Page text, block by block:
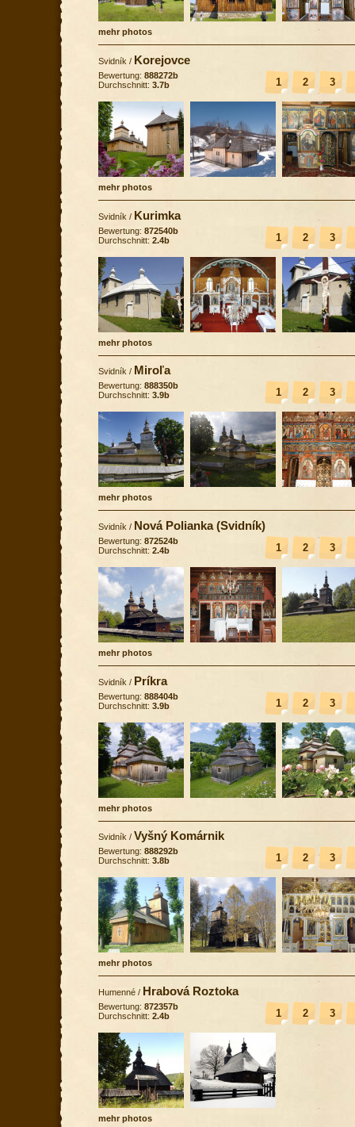
mehr photos
Svidník / Korejovce
1 2 3
Bewertung: 888272b
Durchschnitt: 3.7b
mehr photos
Svidník / Kurimka
1 2 3
Bewertung: 872540b
Durchschnitt: 2.4b
mehr photos
Svidník / Miroľa
1 2 3
Bewertung: 888350b
Durchschnitt: 3.9b
mehr photos
Svidník / Nová Polianka (Svidník)
1 2 3
Bewertung: 872524b
Durchschnitt: 2.4b
mehr photos
Svidník / Príkra
1 2 3
Bewertung: 888404b
Durchschnitt: 3.9b
mehr photos
Svidník / Vyšný Komárnik
1 2 3
Bewertung: 888292b
Durchschnitt: 3.8b
mehr photos
Humenné / Hrabová Roztoka
1 2 3
Bewertung: 872357b
Durchschnitt: 2.4b
mehr photos